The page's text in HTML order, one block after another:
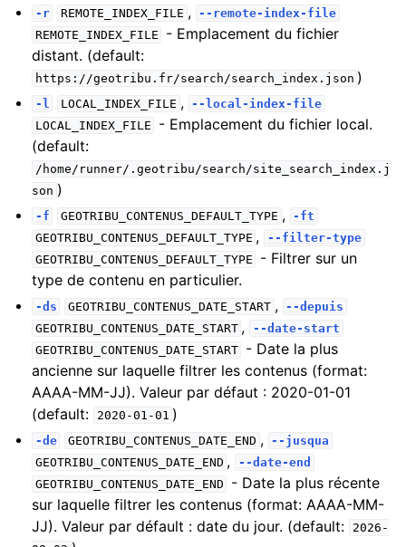
-r REMOTE_INDEX_FILE ,
--remote-index-file
REMOTE_INDEX_FILE
- Emplacement du fichier
distant. (default:
https://geotribu.fr/search/search_index.json )
-l LOCAL_INDEX_FILE ,
--local-index-file
LOCAL_INDEX_FILE
- Emplacement du fichier local.
(default:
/home/runner/.geotribu/search/site_search_index.j
son )
-f GEOTRIBU_CONTENUS_DEFAULT_TYPE ,
-ft
GEOTRIBU_CONTENUS_DEFAULT_TYPE ,
--filter-type
GEOTRIBU_CONTENUS_DEFAULT_TYPE
- Filtrer sur un
type de contenu en particulier.
-ds GEOTRIBU_CONTENUS_DATE_START ,
--depuis
GEOTRIBU_CONTENUS_DATE_START ,
--date-start
GEOTRIBU_CONTENUS_DATE_START
- Date la plus
ancienne sur laquelle filtrer les contenus (format:
AAAA-MM-JJ). Valeur par défaut : 2020-01-01
(default:
2020-01-01 )
-de GEOTRIBU_CONTENUS_DATE_END ,
--jusqua
GEOTRIBU_CONTENUS_DATE_END ,
--date-end
GEOTRIBU_CONTENUS_DATE_END
- Date la plus récente
sur laquelle filtrer les contenus (format: AAAA-MM-
JJ). Valeur par défault : date du jour. (default:
2026-